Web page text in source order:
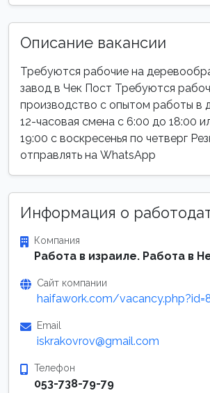
Описание вакансии
Требуются рабочие на
завод в Чек Пост Требуются
производство с опытом работы в
12-часовая смена с 6:00 до 18:00
19:00 с воскресенья по четверг
отправлять на WhatsApp
Информация о
Компания
Работа в израиле. Работа в
Сайт компании
haifawork.com/
Email
iskrakovrov@gmail.com
Телефон
053-738-79-79